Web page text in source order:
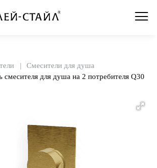
Смесители для душа
смесителя для душа на 2 потребителя Q30